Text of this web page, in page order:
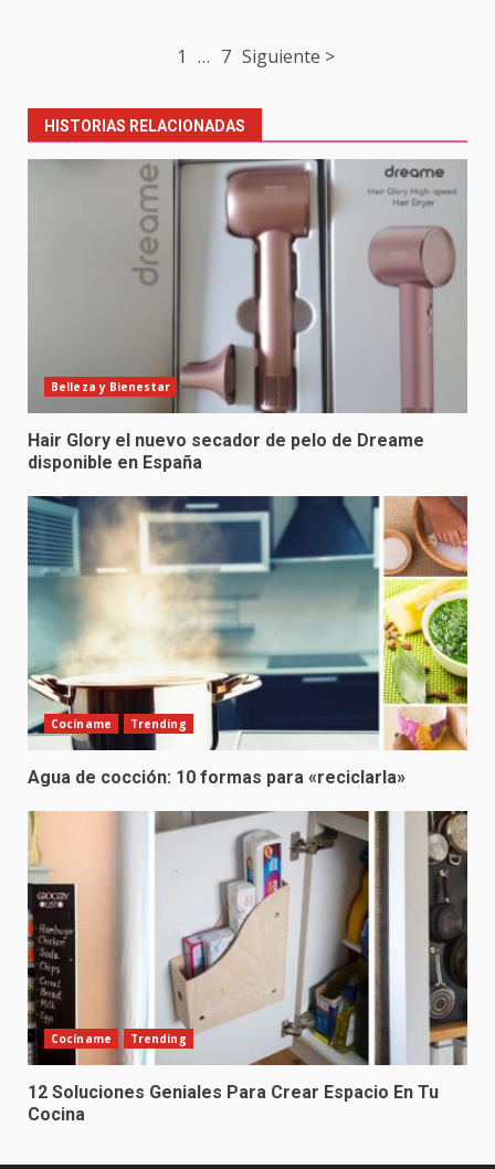
1 … 7 Siguiente >
HISTORIAS RELACIONADAS
Belleza y Bienestar
Hair Glory el nuevo secador de pelo de Dreame
disponible en España
Cocíname Trending
Agua de cocción: 10 formas para «reciclarla»
Cocíname Trending
12 Soluciones Geniales Para Crear Espacio En Tu
Cocina